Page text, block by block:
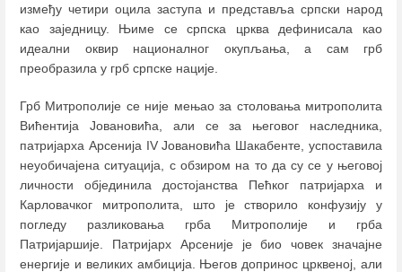
између четири оцила заступа и представља српски народ
као заједницу. Њиме се српска црква дефинисала као
идеални оквир националног окупљања, а сам грб
преобразила у грб српске нације.
Грб Митрополије се није мењао за столовања митрополита
Вићентија Јовановића, али се за његовог наследника,
патријарха Арсенија IV Јовановића Шакабенте, успоставила
неуобичајена ситуација, с обзиром на то да су се у његовој
личности објединила достојанства Пећког патријарха и
Карловачког митрополита, што је створило конфузију у
погледу разликовања грба Митрополије и грба
Патријаршије. Патријарх Арсеније је био човек значајне
енергије и великих амбиција. Његов допринос црквеној, али